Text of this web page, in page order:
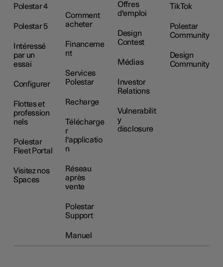
Polestar 4
Polestar 5
Intéressé
par un
essai
Configurer
Flottes et
profession
nels
Polestar
Fleet Portal
Visitez nos
Spaces
Comment
acheter
Financeme
nt
Services
Polestar
Recharge
Télécharge
r
l'applicatio
n
Réseau
après
vente
Polestar
Support
Manuel
Offres
d'emploi
Design
Contest
Médias
Investor
Relations
Vulnerabilit
y
disclosure
TikTok
Polestar
Community
Design
Community